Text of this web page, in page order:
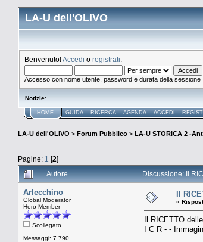
LA-U dell'OLIVO
Benvenuto!Accedi o registrati
Accesso con nome utente, password e durata della sessione
Notizie:
HOME GUIDA RICERCA AGENDA ACCEDI
LA-U dell'OLIVO > Forum Pubblico > LA-U STORICA 2 -
Pagine: 1 [2]
Autore Discussione: Il
Arlecchino
Global Moderator
Hero Member
Scollegato
Messaggi: 7.790
Il
«
Il RICETTO
I C R - -